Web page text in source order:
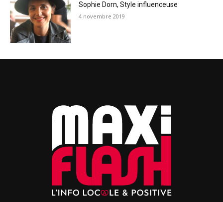
Sophie Dorn, Style influenceuse
4 novembre 2019